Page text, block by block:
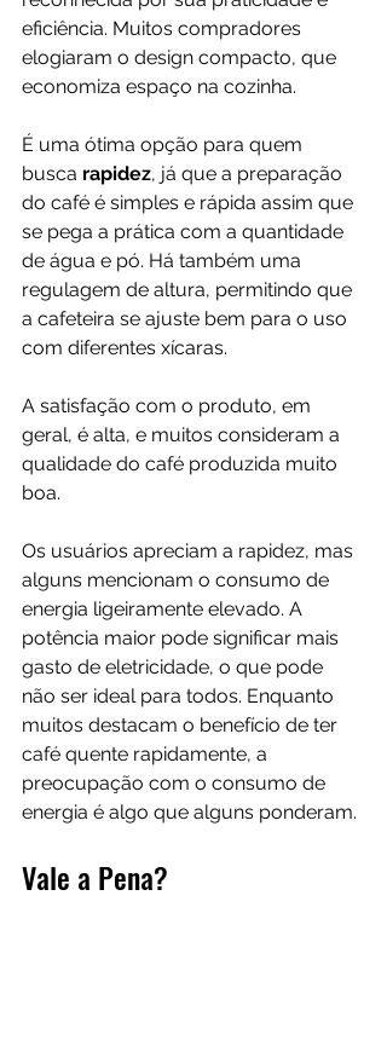
eficiência. Muitos compradores
elogiaram o design compacto, que
economiza espaço na cozinha.
É uma ótima opção para quem
busca rapidez, já que a preparação
do café é simples e rápida assim que
se pega a prática com a quantidade
de água e pó. Há também uma
regulagem de altura, permitindo que
a cafeteira se ajuste bem para o uso
com diferentes xícaras.
A satisfação com o produto, em
geral, é alta, e muitos consideram a
qualidade do café produzida muito
boa.
Os usuários apreciam a rapidez, mas
alguns mencionam o consumo de
energia ligeiramente elevado. A
potência maior pode significar mais
gasto de eletricidade, o que pode
não ser ideal para todos. Enquanto
muitos destacam o benefício de ter
café quente rapidamente, a
preocupação com o consumo de
energia é algo que alguns ponderam.
Vale a Pena?